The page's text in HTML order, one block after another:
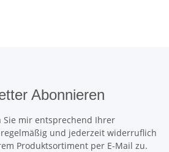
Abonnieren
Sie mir entsprechend Ihrer
regelmäßig und jederzeit widerruflich
Produktsortiment per E-Mail zu.